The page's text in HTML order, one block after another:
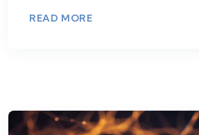
READ MORE